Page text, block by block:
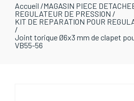
Accueil /MAGASIN PIECE
REGULATEUR DE PRESSION /
KIT DE REPARATION POUR
/
Joint torique Ø6x3 mm de clapet
VB55-56